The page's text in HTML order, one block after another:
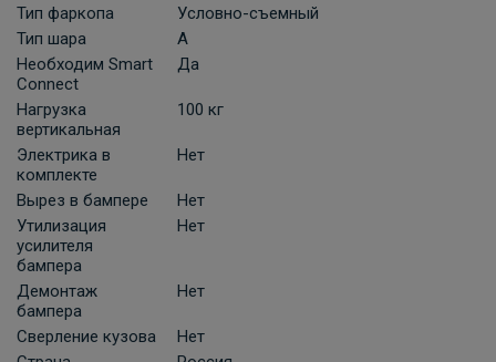
Комплект универсальной электрики
КонцептАвто с блоком согласования 7-
ПОД ЗАКАЗ ОТ 10 ДНЕЙ
КонцептАвто с блоком согласования
ПОД ЗАКАЗ ОТ 10 ДНЕЙ
Тип фаркопа
Условно-съемный
Тип шара
A
Необходим Smart
Connect
Да
Нагрузка
вертикальная
100 кг
Электрика в
комплекте
Нет
Вырез в бампере
Нет
Утилизация
усилителя
бампера
Нет
Демонтаж
бампера
Нет
Сверление кузова
Нет